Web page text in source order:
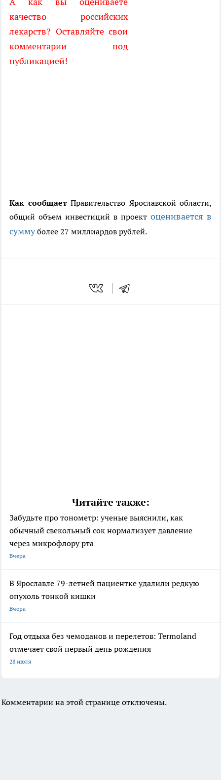
качество российских
лекарств? Оставляйте свои
комментарии под
публикацией!
Как сообщаетПравительство Ярославской области,
общий объем инвестиций в проект оценивается в
суммуболее 27 миллиардов рублей.
Читайте также:
Забудьте про тонометр: ученые выяснили, как
обычный свекольный сок нормализует давление
через микрофлору рта
Вчера
В Ярославле 79-летней пациентке удалили редкую
опухоль тонкой кишки
Вчера
Год отдыха без чемоданов и перелетов: Termoland
отмечает свой первый день рождения
28 июля
Комментарии на этой странице отключены.